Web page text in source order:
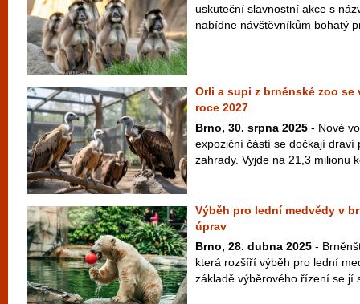
uskuteční slavnostní akce s
nabídne návštěvníkům bohatý
Orli a supi z brněnské zoo
roce 2027
Brno, 30. srpna 2025 - Nové
expoziční částí se dočkají draví
zahrady. Vyjde na 21,3 milionu
Výběh pro lední medvědy v
úprav
Brno, 28. dubna 2025 -
která rozšíří výběh pro lední
základě výběrového řízení se jí